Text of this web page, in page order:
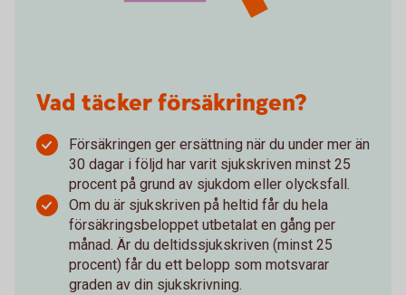
Vad täcker försäkringen?
Försäkringen ger ersättning när du under mer än
30 dagar i följd har varit sjukskriven minst 25
procent på grund av sjukdom eller olycksfall.
Om du är sjukskriven på heltid får du hela
försäkringsbeloppet utbetalat en gång per
månad. Är du deltidssjukskriven (minst 25
procent) får du ett belopp som motsvarar
graden av din sjukskrivning.